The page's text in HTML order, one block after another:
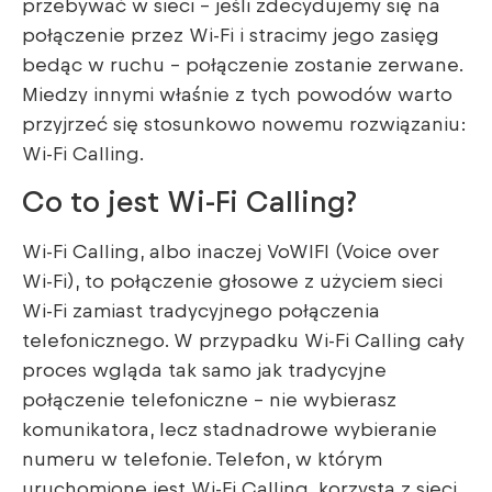
przebywać w sieci – jeśli zdecydujemy się na
połączenie przez Wi-Fi i stracimy jego zasięg
bedąc w ruchu – połączenie zostanie zerwane.
Miedzy innymi właśnie z tych powodów warto
przyjrzeć się stosunkowo nowemu rozwiązaniu:
Wi-Fi Calling.
Co to jest Wi-Fi Calling?
Wi-Fi Calling, albo inaczej VoWIFI (Voice over
Wi-Fi), to połączenie głosowe z użyciem sieci
Wi-Fi zamiast tradycyjnego połączenia
telefonicznego. W przypadku Wi-Fi Calling cały
proces wgląda tak samo jak tradycyjne
połączenie telefoniczne – nie wybierasz
komunikatora, lecz stadnadrowe wybieranie
numeru w telefonie. Telefon, w którym